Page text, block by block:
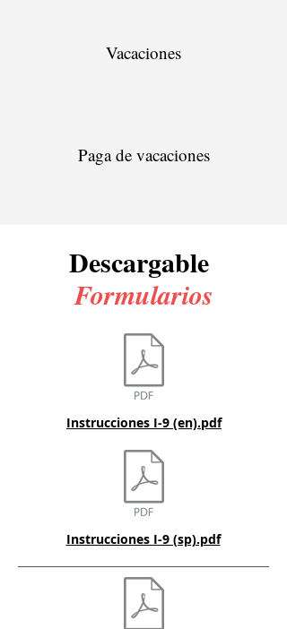
Vacaciones
Paga de vacaciones
Descargable
Formularios
Instrucciones I-9 (en).pdf
Instrucciones I-9 (sp).pdf